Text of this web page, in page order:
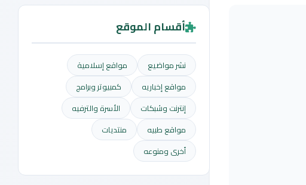
أقسام الموقع
نشر مواضيع
مواقع إسلامية
مواقع إخباريه
كمبيوتر وبرامج
إنترنت وشبكات
الأسرة والترفيه
مواقع طبيه
منتديات
أخرى ومنوعه